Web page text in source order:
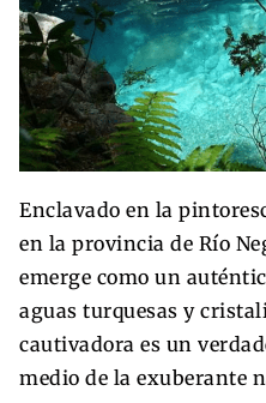
Enclavado en la
en la provincia de Río
emerge como un
aguas turquesas y
cautivadora es un
medio de la exuberante